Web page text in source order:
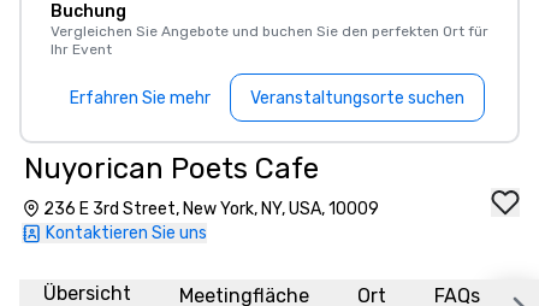
Buchung
Vergleichen Sie Angebote und buchen Sie den perfekten Ort für
Ihr Event
Erfahren Sie mehr Veranstaltungsorte suchen
Nuyorican Poets Cafe
236 E 3rd Street, New York, NY, USA, 10009
Kontaktieren Sie uns
Übersicht Meetingfläche Ort FAQs